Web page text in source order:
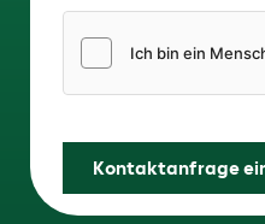
Kontaktanfrage